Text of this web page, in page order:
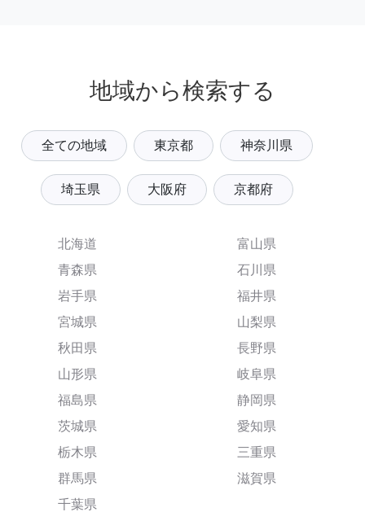
地域から検索する
全ての地域 東京都 神奈川県
埼玉県 大阪府 京都府
北海道
青森県
岩手県
宮城県
秋田県
山形県
福島県
茨城県
栃木県
群馬県
千葉県
富山県
石川県
福井県
山梨県
長野県
岐阜県
静岡県
愛知県
三重県
滋賀県